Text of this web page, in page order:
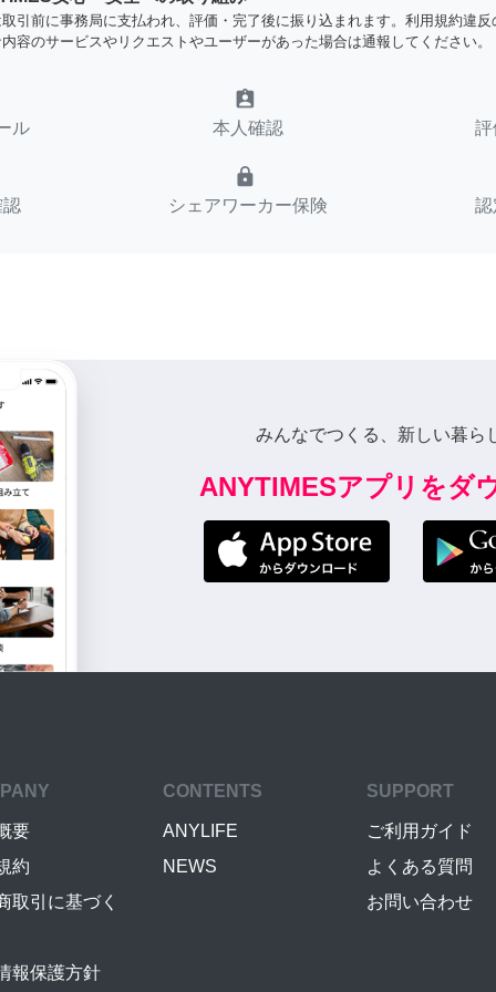
引前に事務局に支払われ、評価・完了後に振り込まれます。利用規約違
容のサービスやリクエストやユーザーがあった場合は通報してください。
ル
assignment_ind
本人確認
lock
シェアワーカー保険
みんなでつくる、新しい暮ら
ANYTIMESアプリをダ
要
約
取引に基づく
報保護方針
CONTENTS
ANYLIFE
NEWS
SUPPORT
ご利用ガイド
よくある質問
お問い合わせ